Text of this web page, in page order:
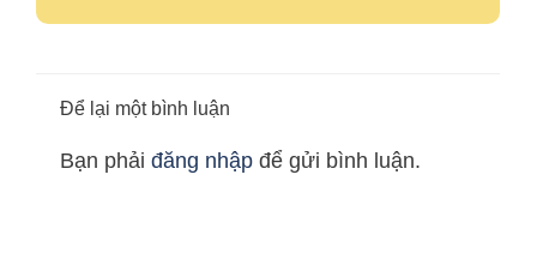
Để lại một bình luận
Bạn phải đăng nhập để gửi bình luận.